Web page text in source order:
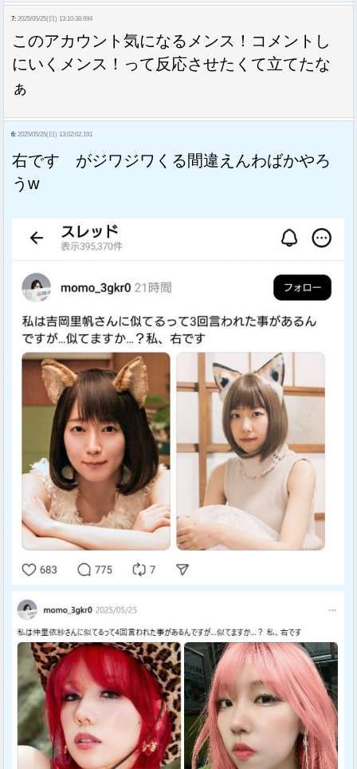
7: 2025/05/25(日) 13:10:38.694
このアカウント気になるメンス！コメントし
にいくメンス！って反応させたくて立てたな
ぁ
6: 2025/05/25(日) 13:02:02.191
右です がジワジワくる間違えんわばかやろ
うw